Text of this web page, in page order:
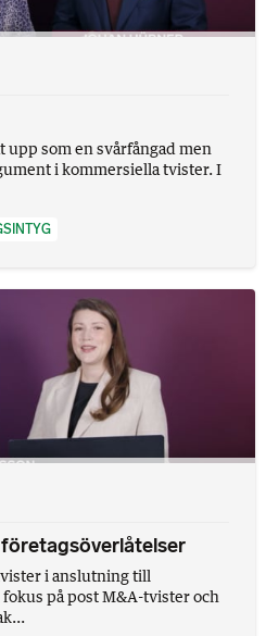
som en svårfångad men
i kommersiella tvister. I
företagsöverlåtelser
i anslutning till
på post M&A-tvister och